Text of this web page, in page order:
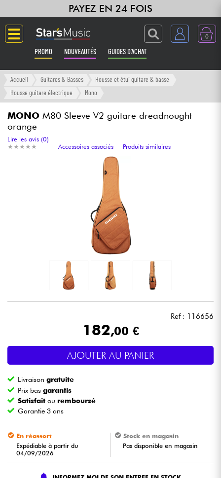
PAYEZ EN 24 FOIS
0
PROMO NOUVEAUTÉS GUIDES D'ACHAT
Langue
Batteries & Percu
Vents
Violons & Quatuor
Eveil Musical
Câbles & Access.
Accueil Guitares & Basses
Housse et étui guitare & basse
Housse guitare électrique
Mono
MONO M80 Sleeve V2 guitare dreadnought
orange
★ ★ ★ ★ ★
★ ★ ★ ★ ★
Lire les avis (0)
Accessoires associés
Produits similaires
Ref : 116656
182,00 €
AJOUTER AU PANIER
Livraisongratuite
Prix basgarantis
Satisfait ou remboursé
Garantie 3 ans
En réassort
Expédiable à partir du
04/09/2026
Stock en magasin
Pas disponible en magasin